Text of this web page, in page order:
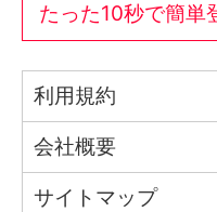
たった10秒で簡単
利用規約
会社概要
サイトマップ